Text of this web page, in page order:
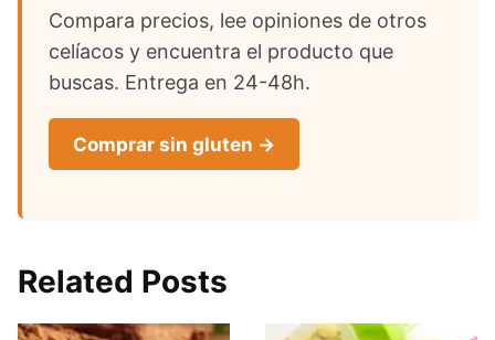
Compara precios, lee opiniones de otros
celíacos y encuentra el producto que
buscas. Entrega en 24-48h.
Comprar sin gluten →
Related Posts